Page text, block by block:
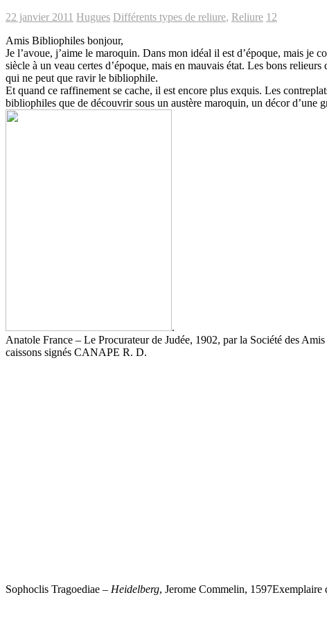
22 janvier 2011 Hugues Différents types de reliure, Reliure 12
Amis Bibliophiles bonjour,
Je l’avoue, j’aime le maroquin. Dans mon idéal il est d’époque, mais je
siècle à un veau certes d’époque, mais en mauvais état. Les bons
qui ne peut que ravir le bibliophile.
Et quand ce raffinement se cache, il est encore plus exquis. Les
bibliophiles que de découvrir sous un austère maroquin, un décor d’une
.
Anatole France – Le Procurateur de Judée, 1902, par la Société des
caissons signés CANAPE R. D.
Sophoclis Tragoediae – Heidelberg, Jerome Commelin, 1597Exemplaire